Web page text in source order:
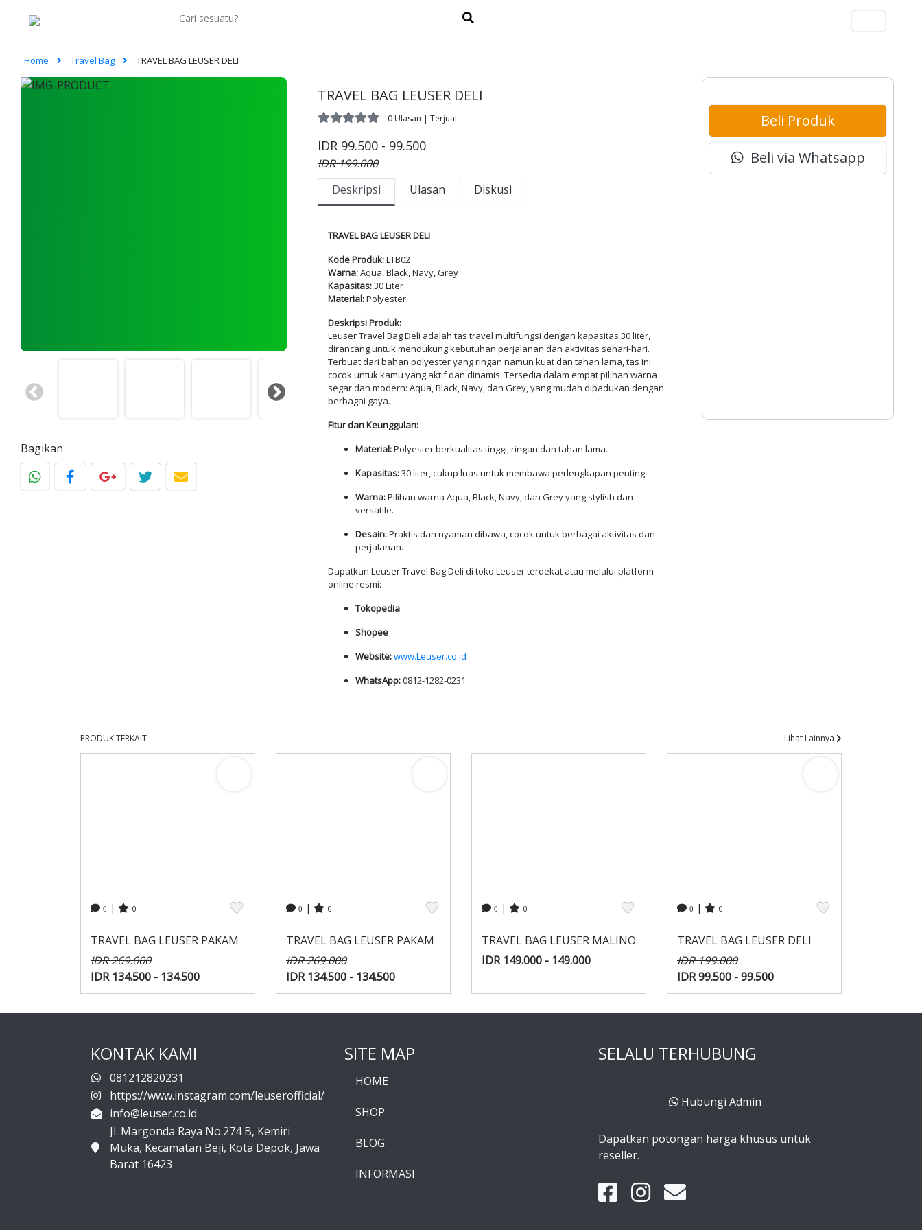
Home Travel Bag TRAVEL BAG LEUSER DELI
Bagikan
TRAVEL BAG LEUSER DELI
0 Ulasan | Terjual
IDR 99.500 - 99.500
IDR 199.000
Deskripsi
Ulasan Diskusi
TRAVEL BAG LEUSER DELI
Kode Produk:LTB02
Warna:Aqua, Black, Navy, Grey
Kapasitas:30 Liter
Material:Polyester
Deskripsi Produk:
Leuser Travel Bag Deli adalah tas travel multifungsi dengan kapasitas 30 liter,
dirancang untuk mendukung kebutuhan perjalanan dan aktivitas sehari-hari.
Terbuat dari bahan polyester yang ringan namun kuat dan tahan lama, tas ini
cocok untuk kamu yang aktif dan dinamis. Tersedia dalam empat pilihan warna
segar dan modern: Aqua, Black, Navy, dan Grey, yang mudah dipadukan dengan
berbagai gaya.
Fitur dan Keunggulan:
Material:Polyester berkualitas tinggi, ringan dan tahan lama.
Kapasitas:30 liter, cukup luas untuk membawa perlengkapan penting.
Warna:Pilihan warna Aqua, Black, Navy, dan Grey yang stylish dan
versatile.
Desain:Praktis dan nyaman dibawa, cocok untuk berbagai aktivitas dan
perjalanan.
Dapatkan Leuser Travel Bag Deli di toko Leuser terdekat atau melalui platform
online resmi:
Tokopedia
Shopee
Website:www.Leuser.co.id
WhatsApp:0812-1282-0231
Beli Produk
Beli via Whatsapp
PRODUK TERKAIT Lihat Lainnya
0 | 0
TRAVEL BAG LEUSER PAKAM
IDR 269.000
IDR 134.500 - 134.500
0 | 0
TRAVEL BAG LEUSER PAKAM
IDR 269.000
IDR 134.500 - 134.500
0 | 0
TRAVEL BAG LEUSER MALINO
IDR 149.000 - 149.000
0 | 0
TRAVEL BAG LEUSER DELI
IDR 199.000
IDR 99.500 - 99.500
KONTAK KAMI
081212820231
https://www.instagram.com/leuserofficial/
info@leuser.co.id
Jl. Margonda Raya No.274 B, Kemiri
Muka, Kecamatan Beji, Kota Depok, Jawa
Barat 16423
SITE MAP
HOME
SHOP
BLOG
INFORMASI
SELALU TERHUBUNG
Hubungi Admin
Dapatkan potongan harga khusus untuk
reseller.